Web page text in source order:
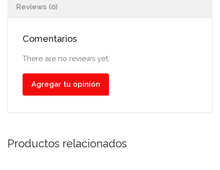
Reviews (0)
Comentarios
There are no reviews yet.
Agregar tu opinión
Productos relacionados